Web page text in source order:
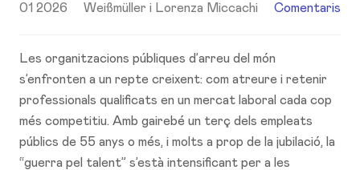
01 2026
Weißmüller i Lorenza Miccachi
Comentaris
Les organitzacions públiques d’arreu del món
s’enfronten a un repte creixent: com atreure i retenir
professionals qualificats en un mercat laboral cada cop
més competitiu. Amb gairebé un terç dels empleats
públics de 55 anys o més, i molts a prop de la jubilació, la
“guerra pel talent” s’està intensificant per a les